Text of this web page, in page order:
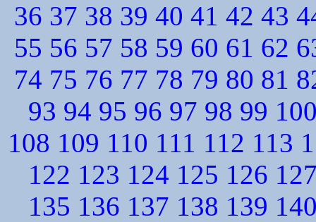
36 37 38 39 40 41 42 43
55 56 57 58 59 60 61 62
74 75 76 77 78 79 80 81
93 94 95 96 97 98 99
108 109 110 111 112 113
122 123 124 125 126
135 136 137 138 139